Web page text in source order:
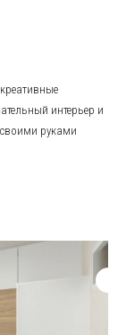
интерьер и
руками